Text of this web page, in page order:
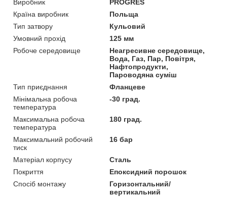
Виробник
PROGRES
Країна виробник
Польща
Тип затвору
Кульовий
Умовний прохід
125 мм
Робоче середовище
Неагресивне середовище,
Вода, Газ, Пар, Повітря,
Нафтопродукти,
Пароводяна суміш
Тип приєднання
Фланцеве
Мінімальна робоча
температура
-30 град.
Максимальна робоча
температура
180 град.
Максимальний робочий
тиск
16 бар
Матеріал корпусу
Сталь
Покриття
Епоксидний порошок
Спосіб монтажу
Горизонтальний/
вертикальний